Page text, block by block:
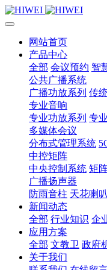
网站首页
产品中心
全部 会议预约 智
公共广播系统
广播功放系列 传
专业音响
专业功放系列 专
多媒体会议
分布式管理系统
中控矩阵
中央控制系统 矩
广播扬声器
防雨音柱 天花喇叭
新闻动态
全部 行业知识 企
应用方案
全部 文教卫 政府
关于我们